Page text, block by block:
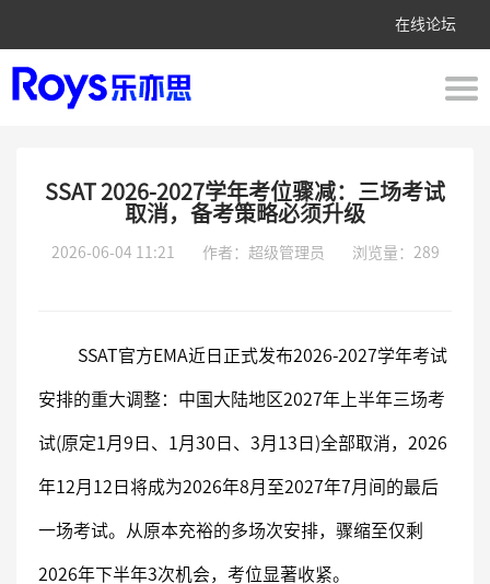
在线论坛
SSAT 2026-2027学年考位骤减：三场考试
取消，备考策略必须升级
2026-06-04 11:21 作者：超级管理员 浏览量：289
SSAT官方EMA近日正式发布2026-2027学年考试
安排的重大调整：中国大陆地区2027年上半年三场考
试(原定1月9日、1月30日、3月13日)全部取消，2026
年12月12日将成为2026年8月至2027年7月间的最后
一场考试。从原本充裕的多场次安排，骤缩至仅剩
2026年下半年3次机会，考位显著收紧。